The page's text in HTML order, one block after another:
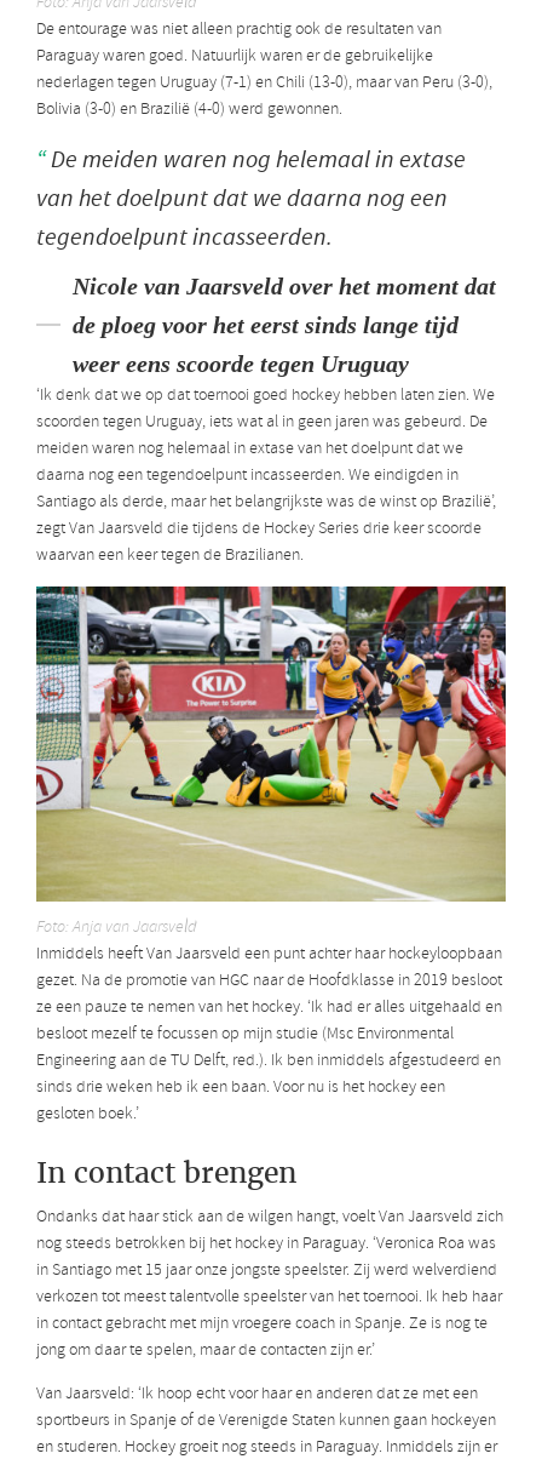
De entourage was niet alleen prachtig ook de resultaten van
Paraguay waren goed. Natuurlijk waren er de gebruikelijke
nederlagen tegen Uruguay (7-1) en Chili (13-0), maar van Peru (3-0),
Bolivia (3-0) en Brazilië (4-0) werd gewonnen.
De meiden waren nog helemaal in extase
van het doelpunt dat we daarna nog een
tegendoelpunt incasseerden.
Nicole van Jaarsveld over het moment dat
de ploeg voor het eerst sinds lange tijd
weer eens scoorde tegen Uruguay
‘Ik denk dat we op dat toernooi goed hockey hebben laten zien. We
scoorden tegen Uruguay, iets wat al in geen jaren was gebeurd. De
meiden waren nog helemaal in extase van het doelpunt dat we
daarna nog een tegendoelpunt incasseerden. We eindigden in
Santiago als derde, maar het belangrijkste was de winst op Brazilië’,
zegt Van Jaarsveld die tijdens de Hockey Series drie keer scoorde
waarvan een keer tegen de Brazilianen.
Foto: Anja van Jaarsveld
Inmiddels heeft Van Jaarsveld een punt achter haar hockeyloopbaan
gezet. Na de promotie van HGC naar de Hoofdklasse in 2019 besloot
ze een pauze te nemen van het hockey. ‘Ik had er alles uitgehaald en
besloot mezelf te focussen op mijn studie (Msc Environmental
Engineering aan de TU Delft, red.). Ik ben inmiddels afgestudeerd en
sinds drie weken heb ik een baan. Voor nu is het hockey een
gesloten boek.’
In contact brengen
Ondanks dat haar stick aan de wilgen hangt, voelt Van Jaarsveld zich
nog steeds betrokken bij het hockey in Paraguay. ‘Veronica Roa was
in Santiago met 15 jaar onze jongste speelster. Zij werd welverdiend
verkozen tot meest talentvolle speelster van het toernooi. Ik heb haar
in contact gebracht met mijn vroegere coach in Spanje. Ze is nog te
jong om daar te spelen, maar de contacten zijn er.’
Van Jaarsveld: ‘Ik hoop echt voor haar en anderen dat ze met een
sportbeurs in Spanje of de Verenigde Staten kunnen gaan hockeyen
en studeren. Hockey groeit nog steeds in Paraguay. Inmiddels zijn er